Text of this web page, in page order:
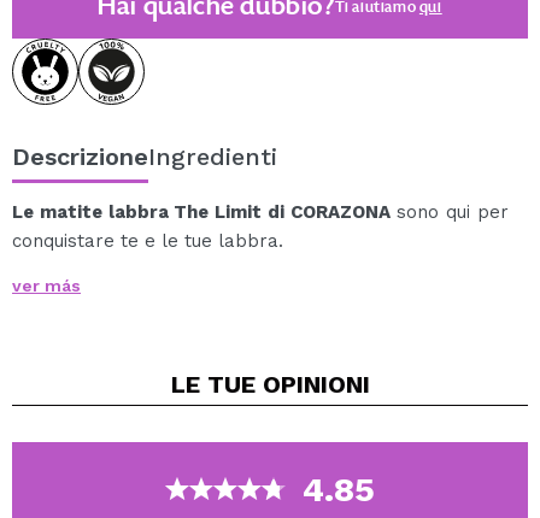
Ti aiutiamoqui
DescrizioneIngredienti
Le matite labbra The Limit di CORAZONAsono qui per
conquistare te e le tue labbra.
pigmentazione regalano alle labbra una finitura opaca
l'applicazione. La sua mina sottile consente di delineare
Il colore è uniforme e si stende facilmente e
Disponibile in 8 tonalità, così puoi scegliere quella più
ver más
LE TUE OPINIONI
4.85